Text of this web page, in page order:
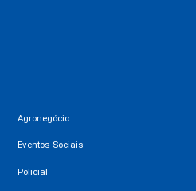
Agronegócio
Eventos Sociais
Policial